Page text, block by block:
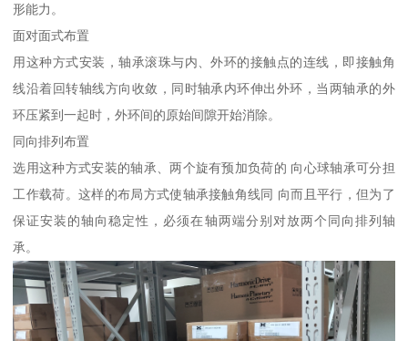
形能力。
面对面式布置
用这种方式安装，轴承滚珠与内、外环的接触点的连线，即接触角
线沿着回转轴线方向收敛，同时轴承内环伸出外环，当两轴承的外
环压紧到一起时，外环间的原始间隙开始消除。
同向排列布置
选用这种方式安装的轴承、两个旋有预加负荷的 向心球轴承可分担
工作载荷。这样的布局方式使轴承接触角线同 向而且平行，但为了
保证安装的轴向稳定性，必须在轴两端分别对放两个同向排列轴
承。